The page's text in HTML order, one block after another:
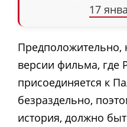
17
Предположительно,
версии фильма, где
присоединяется к
безраздельно,
история, должно